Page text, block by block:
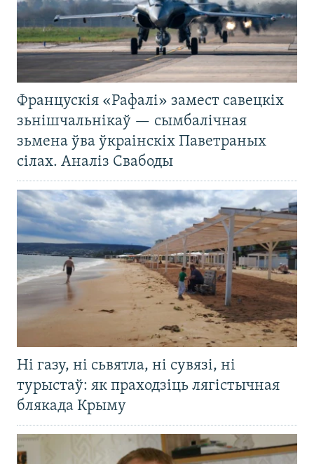
Францускія «Рафалі» замест савецкіх
зьнішчальнікаў — сымбалічная
зьмена ўва ўкраінскіх Паветраных
сілах. Аналіз Свабоды
Ні газу, ні сьвятла, ні сувязі, ні
турыстаў: як праходзіць лягістычная
блякада Крыму